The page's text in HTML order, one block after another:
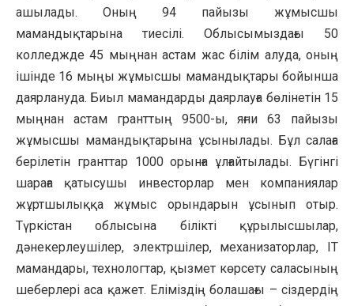
ашылады. Оның 94 пайызы жұмысшы
мамандықтарына тиесілі. Облысымыздағы 50
колледжде 45 мыңнан астам жас білім алуда, оның
ішінде 16 мыңы жұмысшы мамандықтары бойынша
даярлануда. Биыл мамандарды даярлауға бөлінетін 15
мыңнан астам гранттың 9500-ы, яғни 63 пайызы
жұмысшы мамандықтарына ұсынылады. Бұл салаға
берілетін гранттар 1000 орынға ұлғайтылады. Бүгінгі
шараға қатысушы инвесторлар мен компаниялар
жұртшылыққа жұмыс орындарын ұсынып отыр.
Түркістан облысына білікті құрылысшылар,
дәнекерлеушілер, электршілер, механизаторлар, IT
мамандары, технологтар, қызмет көрсету саласының
шеберлері аса қажет. Еліміздің болашағы – сіздердің